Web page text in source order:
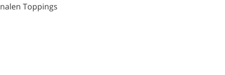
Toppings